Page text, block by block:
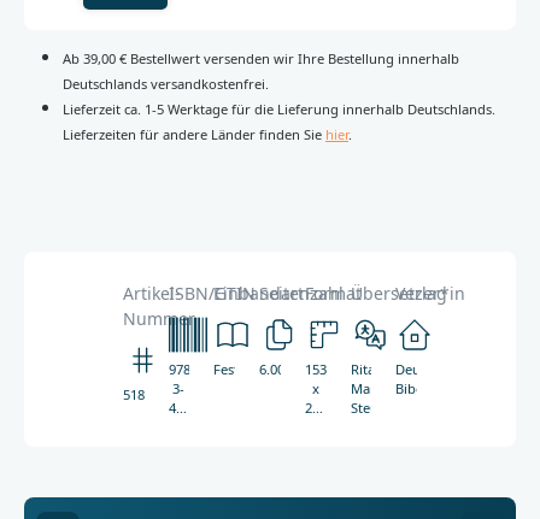
Ab 39,00 € Bestellwert versenden wir Ihre Bestellung innerhalb
Deutschlands versandkostenfrei.
Lieferzeit ca. 1-5 Werktage für die Lieferung innerhalb Deutschlands.
Lieferzeiten für andere Länder finden Sie hier.
Artikel-
Nummer
5181
ISBN/GTIN
978-
3-
438-
Einbandart
Festeinband
Seitenzahl
6.000
Format
153
x
227
Übersetzer*in
Rita
Maria
Steurer
Verlag
Deutsche
Bibelgesellschaft